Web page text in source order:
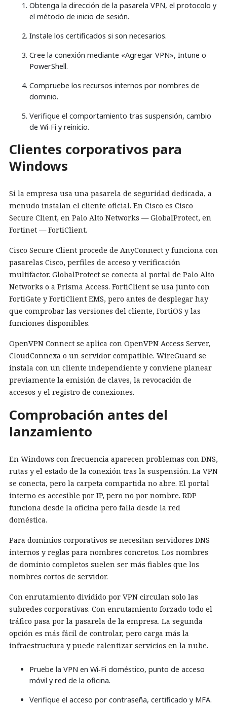
Obtenga la dirección de la pasarela VPN, el protocolo y
el método de inicio de sesión.
Instale los certificados si son necesarios.
Cree la conexión mediante «Agregar VPN», Intune o
PowerShell.
Compruebe los recursos internos por nombres de
dominio.
Verifique el comportamiento tras suspensión, cambio
de Wi‑Fi y reinicio.
Clientes corporativos para
Windows
Si la empresa usa una pasarela de seguridad dedicada, a
menudo instalan el cliente oficial. En Cisco es Cisco
Secure Client, en Palo Alto Networks — GlobalProtect, en
Fortinet — FortiClient.
Cisco Secure Client procede de AnyConnect y funciona con
pasarelas Cisco, perfiles de acceso y verificación
multifactor. GlobalProtect se conecta al portal de Palo Alto
Networks o a Prisma Access. FortiClient se usa junto con
FortiGate y FortiClient EMS, pero antes de desplegar hay
que comprobar las versiones del cliente, FortiOS y las
funciones disponibles.
OpenVPN Connect se aplica con OpenVPN Access Server,
CloudConnexa o un servidor compatible. WireGuard se
instala con un cliente independiente y conviene planear
previamente la emisión de claves, la revocación de
accesos y el registro de conexiones.
Comprobación antes del
lanzamiento
En Windows con frecuencia aparecen problemas con DNS,
rutas y el estado de la conexión tras la suspensión. La VPN
se conecta, pero la carpeta compartida no abre. El portal
interno es accesible por IP, pero no por nombre. RDP
funciona desde la oficina pero falla desde la red
doméstica.
Para dominios corporativos se necesitan servidores DNS
internos y reglas para nombres concretos. Los nombres
de dominio completos suelen ser más fiables que los
nombres cortos de servidor.
Con enrutamiento dividido por VPN circulan solo las
subredes corporativas. Con enrutamiento forzado todo el
tráfico pasa por la pasarela de la empresa. La segunda
opción es más fácil de controlar, pero carga más la
infraestructura y puede ralentizar servicios en la nube.
Pruebe la VPN en Wi‑Fi doméstico, punto de acceso
móvil y red de la oficina.
Verifique el acceso por contraseña, certificado y MFA.